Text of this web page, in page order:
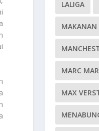
LALIGA
MAKANAN
MARC
MAX